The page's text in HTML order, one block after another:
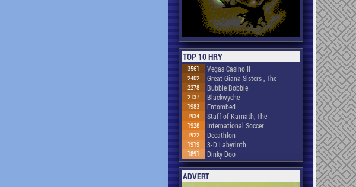
TOP 10 HRY
3561 Vegas Casino II
2402 Great Giana Sisters , The
2278 Bubble Bobble
2137 Blackwyche
1983 Entombed
1934 Staff of Karnath, The
1928 International Soccer
1922 Decathlon
1919 3-D Labyrinth
1891 Dinky Doo
ADVERT